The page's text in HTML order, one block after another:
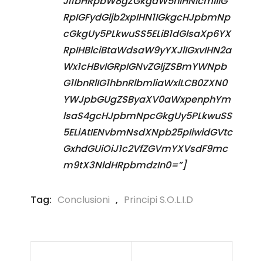
RpIGFydGljb2xpIHN1IGkgcHJpbmNp
cGkgUy5PLkwuSS5ELiB1dGlsaXp6YX
RpIHBlciBtaWdsaW9yYXJlIGxvIHN2a
Wx1cHBvIGRpIGNvZGljZSBmYWNpb
G1lbnRlIG1hbnRlbmliaWxlLCB0ZXN0
YWJpbGUgZSByaXV0aWxpenphYm
lsaS4gcHJpbmNpcGkgUy5PLkwuSS
5ELiAtIENvbmNsdXNpb25pIiwidGVtc
GxhdGUiOiJ1c2VfZGVmYXVsdF9mc
m9tX3NldHRpbmdzIn0=”]
Tag: Conclusioni , Principi S.o.l.i.d